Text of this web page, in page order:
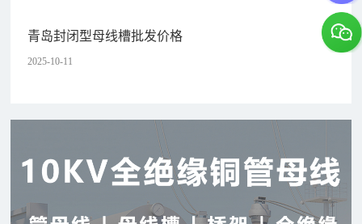
青岛封闭型母线槽批发价格
2025-10-11